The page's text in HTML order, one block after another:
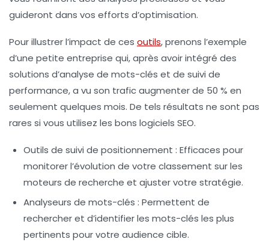
guideront dans vos efforts d’optimisation.
Pour illustrer l’impact de ces outils, prenons l’exemple
d’une petite entreprise qui, après avoir intégré des
solutions d’analyse de mots-clés et de suivi de
performance, a vu son trafic augmenter de 50 % en
seulement quelques mois. De tels résultats ne sont pas
rares si vous utilisez les bons logiciels SEO.
Outils de suivi de positionnement : Efficaces pour
monitorer l’évolution de votre classement sur les
moteurs de recherche et ajuster votre stratégie.
Analyseurs de mots-clés : Permettent de
rechercher et d’identifier les mots-clés les plus
pertinents pour votre audience cible.